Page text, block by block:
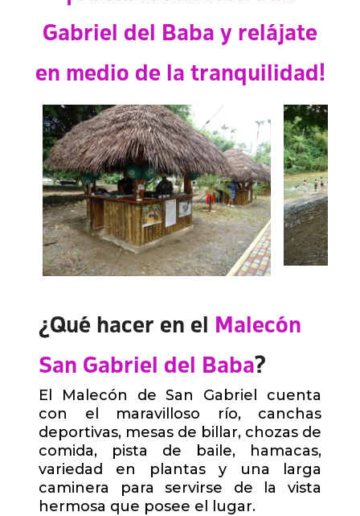
Gabriel del Baba y relájate
en medio de la tranquilidad!
¿Qué hacer en el
Malecón
San Gabriel del Baba?
El Malecón de San Gabriel cuenta
con el maravilloso río, canchas
deportivas, mesas de billar, chozas de
comida, pista de baile, hamacas,
variedad en plantas y una larga
caminera para servirse de la vista
hermosa que posee el lugar.